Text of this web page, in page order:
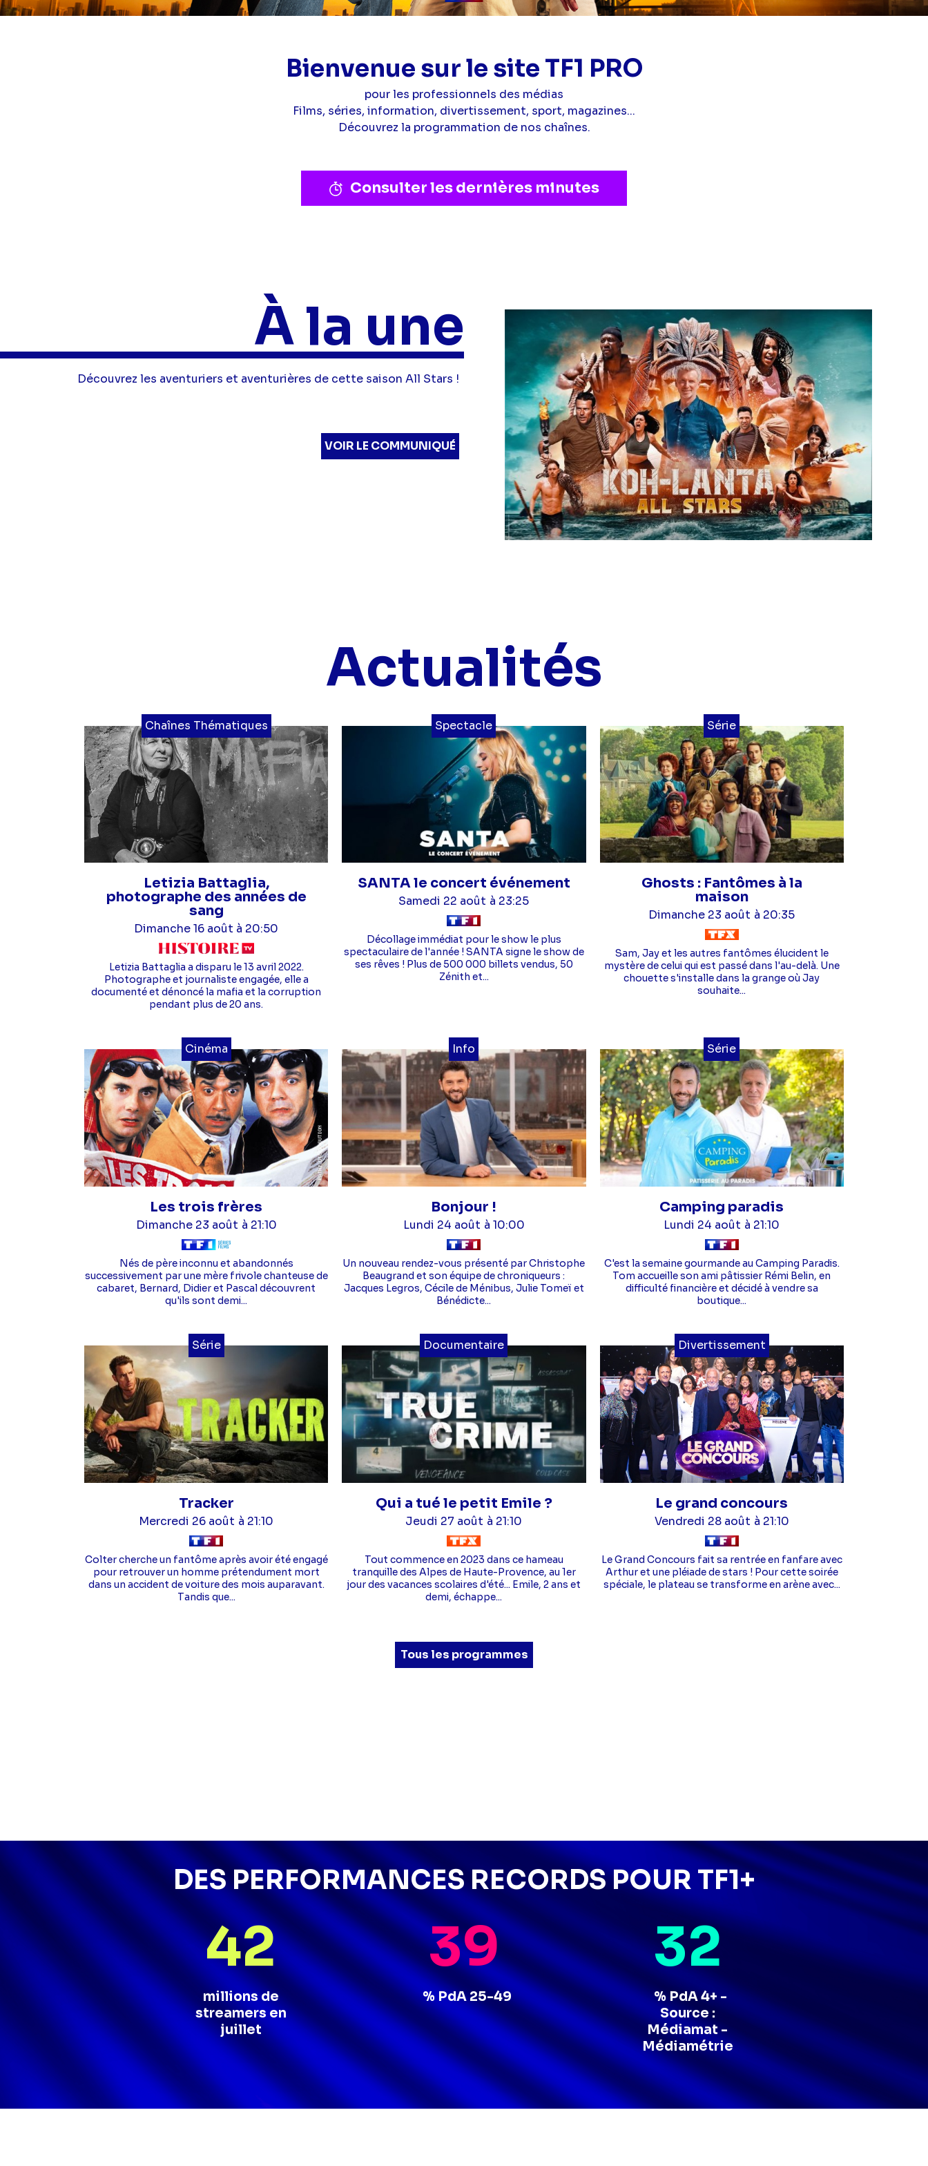
kids
Bienvenue sur le site TF1 PRO
pour les professionnels des médias
Films, séries, information, divertissement, sport, magazines...
Découvrez la programmation de nos chaînes.
Consulter les dernières minutes
À la une
Découvrez les aventuriers et aventurières de cette saison All Stars !
VOIR LE COMMUNIQUÉ
Actualités
Chaînes Thématiques
Letizia Battaglia,
photographe des années de
sang
Dimanche 16 août à 20:50
Letizia Battaglia a disparu le 13 avril 2022.
Photographe et journaliste engagée, elle a
documenté et dénoncé la mafia et la corruption
pendant plus de 20 ans.
Spectacle
SANTA le concert événement
Samedi 22 août à 23:25
Décollage immédiat pour le show le plus
spectaculaire de l'année ! SANTA signe le show de
ses rêves ! Plus de 500 000 billets vendus, 50
Zénith et...
Série
Ghosts : Fantômes à la
maison
Dimanche 23 août à 20:35
Sam, Jay et les autres fantômes élucident le
mystère de celui qui est passé dans l'au-delà. Une
chouette s'installe dans la grange où Jay
souhaite...
Cinéma
Les trois frères
Dimanche 23 août à 21:10
Nés de père inconnu et abandonnés
successivement par une mère frivole chanteuse de
cabaret, Bernard, Didier et Pascal découvrent
qu'ils sont demi...
Info
Bonjour !
Lundi 24 août à 10:00
Un nouveau rendez-vous présenté par Christophe
Beaugrand et son équipe de chroniqueurs :
Jacques Legros, Cécile de Ménibus, Julie Tomeï et
Bénédicte...
Série
Camping paradis
Lundi 24 août à 21:10
C'est la semaine gourmande au Camping Paradis.
Tom accueille son ami pâtissier Rémi Belin, en
difficulté financière et décidé à vendre sa
boutique...
Série
Tracker
Mercredi 26 août à 21:10
Colter cherche un fantôme après avoir été engagé
pour retrouver un homme prétendument mort
dans un accident de voiture des mois auparavant.
Tandis que...
Documentaire
Qui a tué le petit Emile ?
Jeudi 27 août à 21:10
Tout commence en 2023 dans ce hameau
tranquille des Alpes de Haute-Provence, au 1er
jour des vacances scolaires d'été... Emile, 2 ans et
demi, échappe...
Divertissement
Le grand concours
Vendredi 28 août à 21:10
Le Grand Concours fait sa rentrée en fanfare avec
Arthur et une pléiade de stars ! Pour cette soirée
spéciale, le plateau se transforme en arène avec...
Tous les programmes
DES PERFORMANCES RECORDS POUR TF1+
42
millions de
streamers en
juillet
39
% PdA 25-49
32
%PdA 4+ -
Source :
Médiamat -
Médiamétrie